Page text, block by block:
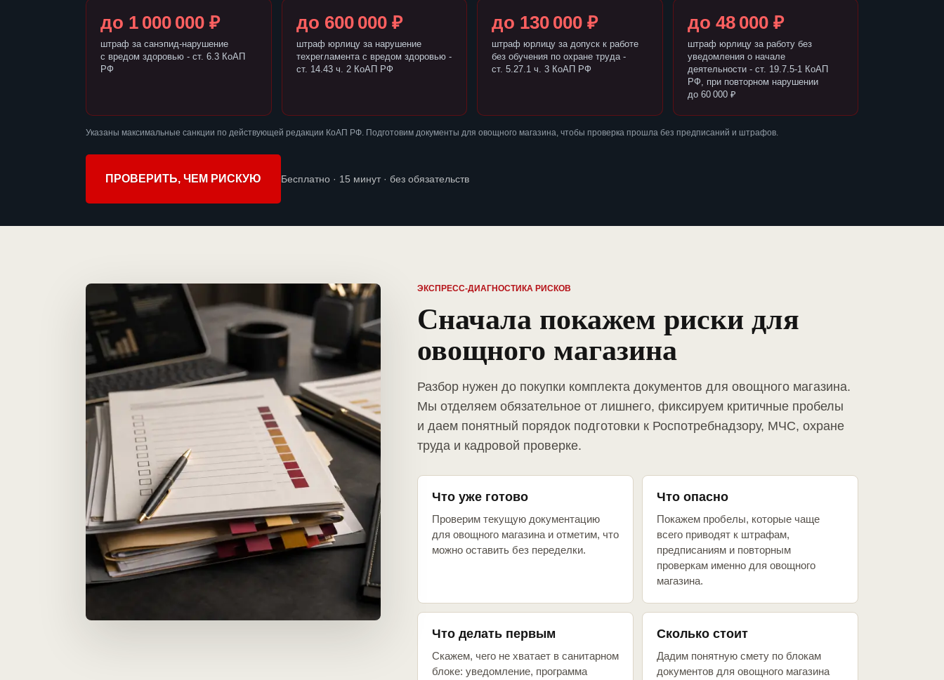
до 1 000 000 ₽
штраф за санэпид-нарушение
с вредом здоровью - ст. 6.3 КоАП
РФ
до 600 000 ₽
штраф юрлицу за нарушение
техрегламента с вредом здоровью -
ст. 14.43 ч. 2 КоАП РФ
до 130 000 ₽
штраф юрлицу за допуск к работе
без обучения по охране труда -
ст. 5.27.1 ч. 3 КоАП РФ
до 48 000 ₽
штраф юрлицу за работу без
уведомления о начале
деятельности - ст. 19.7.5-1 КоАП
РФ, при повторном нарушении
до 60 000 ₽
Указаны максимальные санкции по действующей редакции КоАП РФ. Подготовим документы для овощного магазина, чтобы проверка прошла без предписаний и штрафов.
ПРОВЕРИТЬ, ЧЕМ РИСКУЮ Бесплатно · 15 минут · без обязательств
ЭКСПРЕСС-ДИАГНОСТИКА РИСКОВ
Сначала покажем риски для
овощного магазина
Разбор нужен до покупки комплекта документов для овощного магазина.
Мы отделяем обязательное от лишнего, фиксируем критичные пробелы
и даем понятный порядок подготовки к Роспотребнадзору, МЧС, охране
труда и кадровой проверке.
Что уже готово
Проверим текущую документацию
для овощного магазина и отметим, что
можно оставить без переделки.
Что опасно
Покажем пробелы, которые чаще
всего приводят к штрафам,
предписаниям и повторным
проверкам именно для овощного
магазина.
Что делать первым
Скажем, чего не хватает в санитарном
блоке: уведомление, программа
Сколько стоит
Дадим понятную смету по блокам
документов для овощного магазина